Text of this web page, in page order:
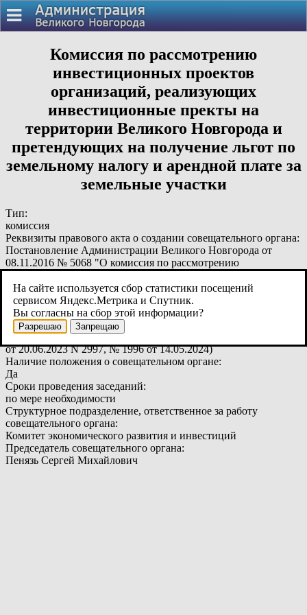
Комиссия по рассмотрению
инвестиционных проектов
организаций, реализующих
инвестиционные пректы на
территории Великого Новгорода и
претендующих на получение льгот по
земельному налогу и арендной плате за
земельные участки
Тип:
комиссия
Реквизиты правового акта о создании совещательного органа:
Постановление Администрации Великого Новгорода от
08.11.2016 № 5068 "О комиссия по рассмотрению
инвестиционных проектов организаций, реализующих
инвестиционные пректы на территории Великого Новгорода
и претендующих на получение льгот по земельному налогу и
арендной плате за земельные участки" (в ред.постановлений
Администрации Великого Новгорода от 08.05.2019 №1815, от
03.03.2020 № 740, от 25.09.2020 № 3604, от 24.11.2022 №5714,
от 20.06.2023 N 2997, № 1996 от 14.05.2024)
Наличие положения о совещательном органе:
Да
Сроки проведения заседаний:
по мере необходимости
Структурное подразделение, ответственное за работу
совещательного органа:
Комитет экономического развития и инвестиций
Председатель совещательного органа:
Пенязь Сергей Михайлович
На сайте используется сбор статистики посещений
сервисом Яндекс.Метрика и Спутник.
Вы согласны на сбор этой информации?
Разрешаю Запрещаю